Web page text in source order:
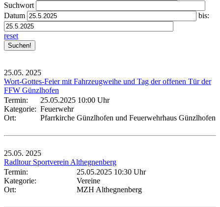
Suchwort
Datum
bis:
reset
25.05. 2025
Wort-Gottes-Feier mit Fahrzeugweihe und Tag der offenen Tür der
FFW Günzlhofen
Termin:
25.05.2025 10:00 Uhr
Kategorie: Feuerwehr
Ort:
Pfarrkirche Günzlhofen und Feuerwehrhaus Günzlhofen
25.05. 2025
Radltour Sportverein Althegnenberg
Termin:
25.05.2025 10:30 Uhr
Kategorie:
Vereine
Ort:
MZH Althegnenberg